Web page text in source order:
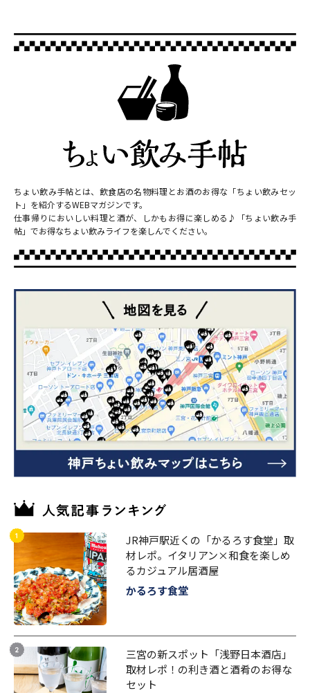
ちょい飲み手帖とは、飲食店の名物料理とお酒のお得な「ちょい飲みセッ
ト」を紹介するWEBマガジンです。
仕事帰りにおいしい料理と酒が、しかもお得に楽しめる♪「ちょい飲み手
帖」でお得なちょい飲みライフを楽しんでください。
JR神戸駅近くの「かるろす食堂」取
材レポ。イタリアン×和食を楽しめ
るカジュアル居酒屋
かるろす食堂
三宮の新スポット「浅野日本酒店」
取材レポ！の利き酒と酒肴のお得な
セット